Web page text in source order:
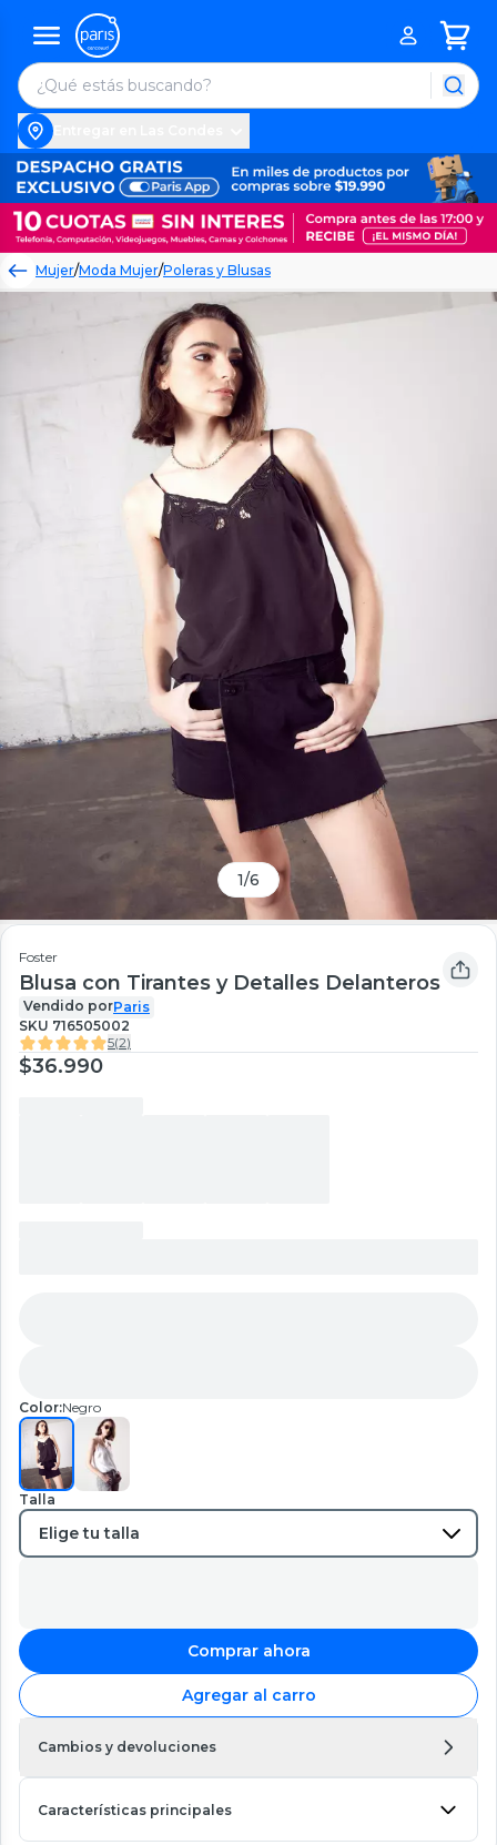
Mujer/Moda Mujer/Poleras y Blusas
1/6
Foster
Blusa con Tirantes y Detalles Delanteros
Vendido porParis
SKU 716505002
5(2)
$36.990
Color:Negro
Talla
Comprar ahora
Agregar al carro
Cambios y devoluciones
Características principales